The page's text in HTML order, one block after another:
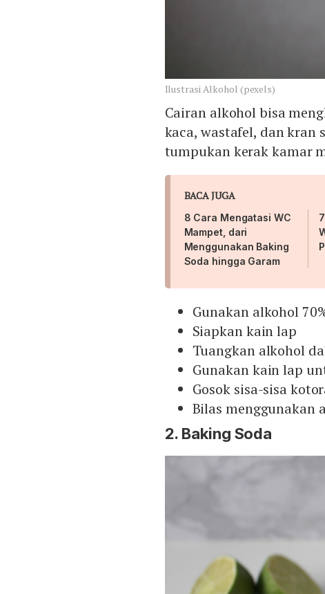
Ilustrasi Alkohol (pexels)
Cairan alkohol bisa
kaca, wastafel, dan kran
tumpukan kerak kamar
BACA JUGA
8 Cara Mengatasi WC
Mampet, dari
Menggunakan Baking
Soda hingga Garam
Gunakan alkohol
Siapkan kain lap
Tuangkan alkohol
Gunakan kain lap
Gosok sisa-sisa
Bilas menggunakan
2. Baking Soda